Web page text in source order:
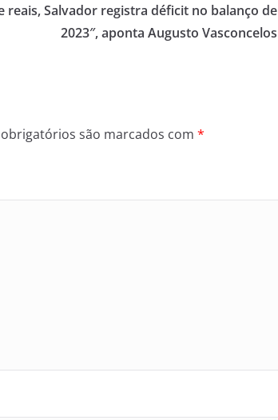
reais, Salvador registra déficit no balanço de
2023″, aponta Augusto Vasconcelos
são marcados com *